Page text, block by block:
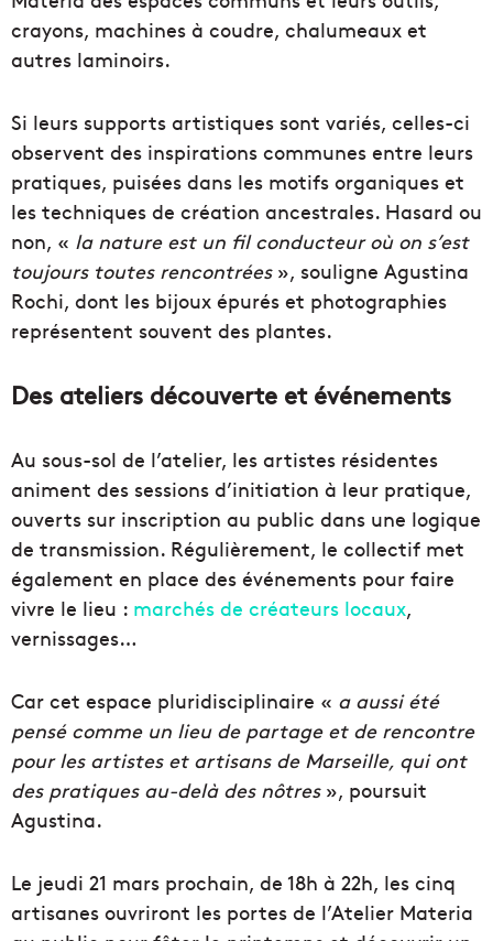
crayons, machines à coudre, chalumeaux et
autres laminoirs.
Si leurs supports artistiques sont variés, celles-ci
observent des inspirations communes entre leurs
pratiques, puisées dans les motifs organiques et
les techniques de création ancestrales. Hasard ou
non, « la nature est un fil conducteur où on s’est
toujours toutes rencontrées», souligne Agustina
Rochi, dont les bijoux épurés et photographies
représentent souvent des plantes.
Des ateliers découverte et événements
Au sous-sol de l’atelier, les artistes résidentes
animent des sessions d’initiation à leur pratique,
ouverts sur inscription au public dans une logique
de transmission. Régulièrement, le collectif met
également en place des événements pour faire
vivre le lieu : marchés de créateurs locaux,
vernissages…
Car cet espace pluridisciplinaire « a aussi été
pensé comme un lieu de partage et de rencontre
pour les artistes et artisans de Marseille, qui ont
des pratiques au-delà des nôtres », poursuit
Agustina.
Le jeudi 21 mars prochain, de 18h à 22h, les cinq
artisanes ouvriront les portes de l’Atelier Materia